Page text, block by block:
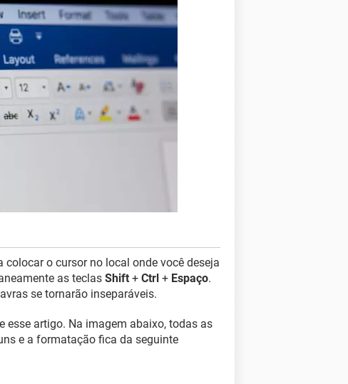
o cursor no local onde você deseja
as teclas Shift + Ctrl + Espaço.
se tornarão inseparáveis.
esse artigo. Na imagem abaixo, todas as
e a formatação fica da seguinte